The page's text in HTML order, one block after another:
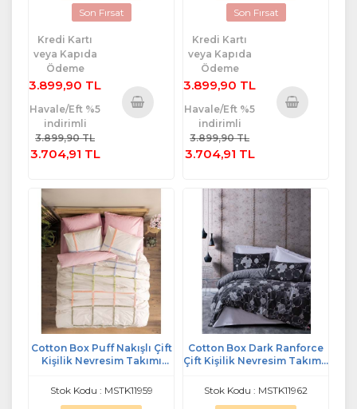
Son Fırsat
Kredi Kartı
veya Kapıda
Ödeme
3.899,90 TL
Havale/Eft %5
indirimli
3.899,90 TL
3.704,91 TL
Son Fırsat
Kredi Kartı
veya Kapıda
Ödeme
3.899,90 TL
Havale/Eft %5
indirimli
3.899,90 TL
3.704,91 TL
Cotton Box Puff Nakışlı Çift
Kişilik Nevresim Takımı
Stok Kodu : MSTK11959
Cotton Box Dark Ranforce
Çift Kişilik Nevresim Takımı-
Stok Kodu : MSTK11962